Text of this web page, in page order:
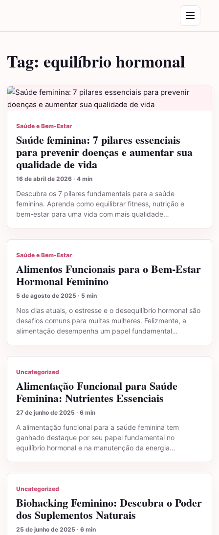
Abrir menu
Tag: equilíbrio hormonal
Saúde e Bem-Estar
Saúde feminina: 7 pilares essenciais
para prevenir doenças e aumentar sua
qualidade de vida
16 de abril de 2026 · 4 min
Descubra os 7 pilares fundamentais para a saúde
feminina. Aprenda como equilibrar fitness, nutrição e
bem-estar para uma vida com mais qualidade…
Saúde e Bem-Estar
Alimentos Funcionais para o Bem-Estar
Hormonal Feminino
5 de agosto de 2025 · 5 min
Nos dias atuais, o estresse e o desequilíbrio hormonal são
desafios comuns para muitas mulheres. Felizmente, a
alimentação desempenha um papel fundamental…
Uncategorized
Alimentação Funcional para Saúde
Feminina: Nutrientes Essenciais
27 de junho de 2025 · 6 min
A alimentação funcional para a saúde feminina tem
ganhado destaque por seu papel fundamental no
equilíbrio hormonal e na manutenção da energia…
Uncategorized
Biohacking Feminino: Descubra o Poder
dos Suplementos Naturais
25 de junho de 2025 · 6 min